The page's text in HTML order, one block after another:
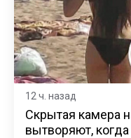
12 ч. назад
Скрытая камера
вытворяют, когда